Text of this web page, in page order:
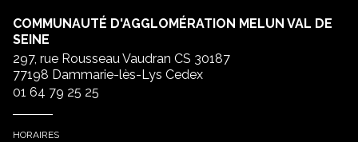
COMMUNAUTÉ D'AGGLOMÉRATION MELUN VAL DE
SEINE
297, rue Rousseau Vaudran CS 30187
77198 Dammarie-lès-Lys Cedex
01 64 79 25 25
HORAIRES